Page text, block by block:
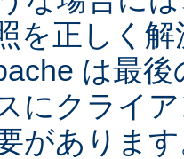
を正しく
は最
にクライ
がありま